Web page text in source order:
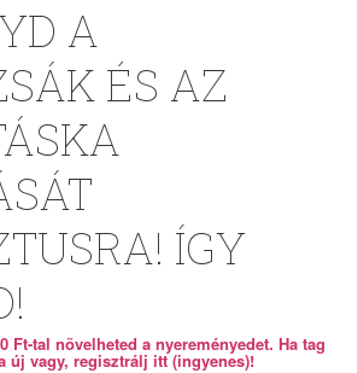
A
ÉS AZ
ÍGY
Ft-tal növelheted a nyereményedet. Ha tag
új vagy, regisztrálj itt (ingyenes)!